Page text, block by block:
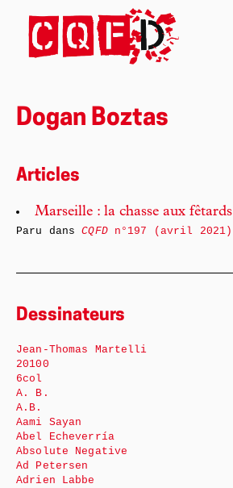
Dogan Boztas
Articles
Marseille : la chasse aux fêtards
Paru dansCQFDn°197 (avril 2021)
Dessinateurs
Jean-Thomas Martelli
20100
6col
A. B.
A.B.
Aami Sayan
Abel Echeverría
Absolute Negative
Ad Petersen
Adrien Labbe